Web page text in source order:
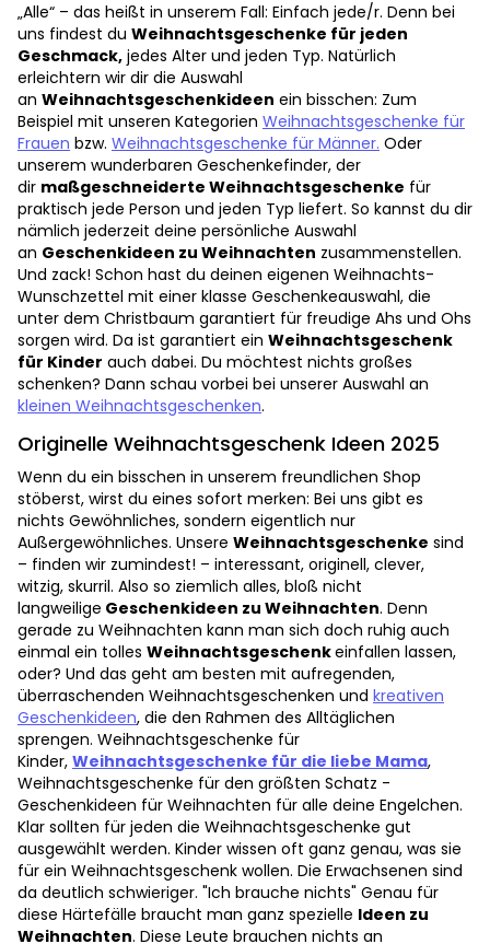
„Alle“ – das heißt in unserem Fall: Einfach jede/r. Denn bei
uns findest du Weihnachtsgeschenke für jeden
Geschmack, jedes Alter und jeden Typ. Natürlich
erleichtern wir dir die Auswahl
an Weihnachtsgeschenkideen ein bisschen: Zum
Beispiel mit unseren Kategorien Weihnachtsgeschenke für
Frauen bzw. Weihnachtsgeschenke für Männer. Oder
unserem wunderbaren Geschenkefinder, der
dir maßgeschneiderte Weihnachtsgeschenke für
praktisch jede Person und jeden Typ liefert. So kannst du dir
nämlich jederzeit deine persönliche Auswahl
an Geschenkideen zu Weihnachten zusammenstellen.
Und zack! Schon hast du deinen eigenen Weihnachts-
Wunschzettel mit einer klasse Geschenkeauswahl, die
unter dem Christbaum garantiert für freudige Ahs und Ohs
sorgen wird. Da ist garantiert ein Weihnachtsgeschenk
für Kinder auch dabei. Du möchtest nichts großes
schenken? Dann schau vorbei bei unserer Auswahl an
kleinen Weihnachtsgeschenken.
Originelle Weihnachtsgeschenk Ideen 2025
Wenn du ein bisschen in unserem freundlichen Shop
stöberst, wirst du eines sofort merken: Bei uns gibt es
nichts Gewöhnliches, sondern eigentlich nur
Außergewöhnliches. Unsere Weihnachtsgeschenke sind
– finden wir zumindest! – interessant, originell, clever,
witzig, skurril. Also so ziemlich alles, bloß nicht
langweilige Geschenkideen zu Weihnachten. Denn
gerade zu Weihnachten kann man sich doch ruhig auch
einmal ein tolles Weihnachtsgeschenkeinfallen lassen,
oder? Und das geht am besten mit aufregenden,
überraschenden Weihnachtsgeschenken und kreativen
Geschenkideen, die den Rahmen des Alltäglichen
sprengen. Weihnachtsgeschenke für
Kinder, Weihnachtsgeschenke für die liebe Mama,
Weihnachtsgeschenke für den größten Schatz -
Geschenkideen für Weihnachten für alle deine Engelchen.
Klar sollten für jeden die Weihnachtsgeschenke gut
ausgewählt werden. Kinder wissen oft ganz genau, was sie
für ein Weihnachtsgeschenk wollen. Die Erwachsenen sind
da deutlich schwieriger. "Ich brauche nichts" Genau für
diese Härtefälle braucht man ganz spezielle Ideen zu
Weihnachten. Diese Leute brauchen nichts an